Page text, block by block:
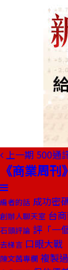
上一期 500通
《商業周
編者的話 成功密
創辦人聊天室 台
石頭評論 評「一
去梯言 口眼大戰
陳文茜專欄 複製